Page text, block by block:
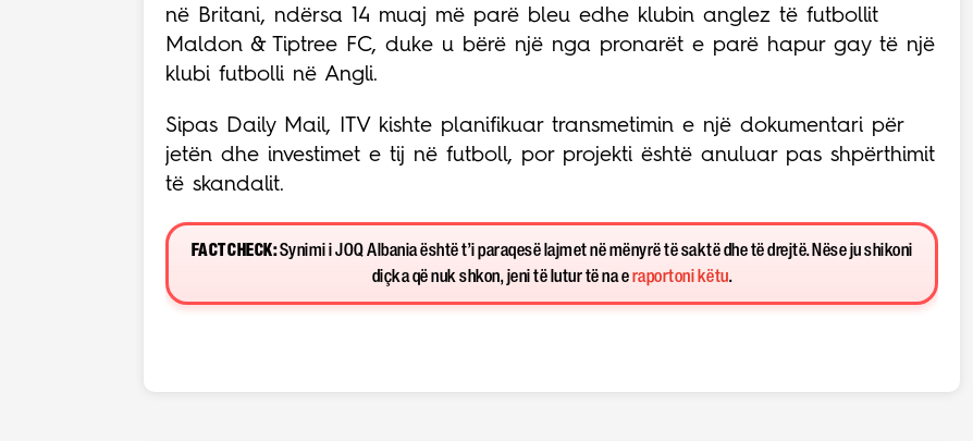
në Britani, ndërsa 14 muaj më parë bleu edhe klubin anglez të futbollit
Maldon & Tiptree FC, duke u bërë një nga pronarët e parë hapur gay të një
klubi futbolli në Angli.
Sipas Daily Mail, ITV kishte planifikuar transmetimin e një dokumentari për
jetën dhe investimet e tij në futboll, por projekti është anuluar pas shpërthimit
të skandalit.
FACT CHECK:Synimi i JOQ Albania është t’i paraqesë lajmet në mënyrë të saktë dhe të drejtë. Nëse ju shikoni
diçka që nuk shkon, jeni të lutur të na e raportoni këtu.